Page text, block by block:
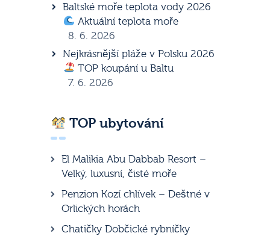
Baltské moře teplota vody 2026
Aktuální teplota moře
8. 6. 2026
Nejkrásnější pláže v Polsku 2026
TOP koupání u Baltu
7. 6. 2026
TOP ubytování
El Malikia Abu Dabbab Resort –
Velký, luxusní, čisté moře
Penzion Kozí chlívek – Deštné v
Orlických horách
Chatičky Dobčické rybníčky